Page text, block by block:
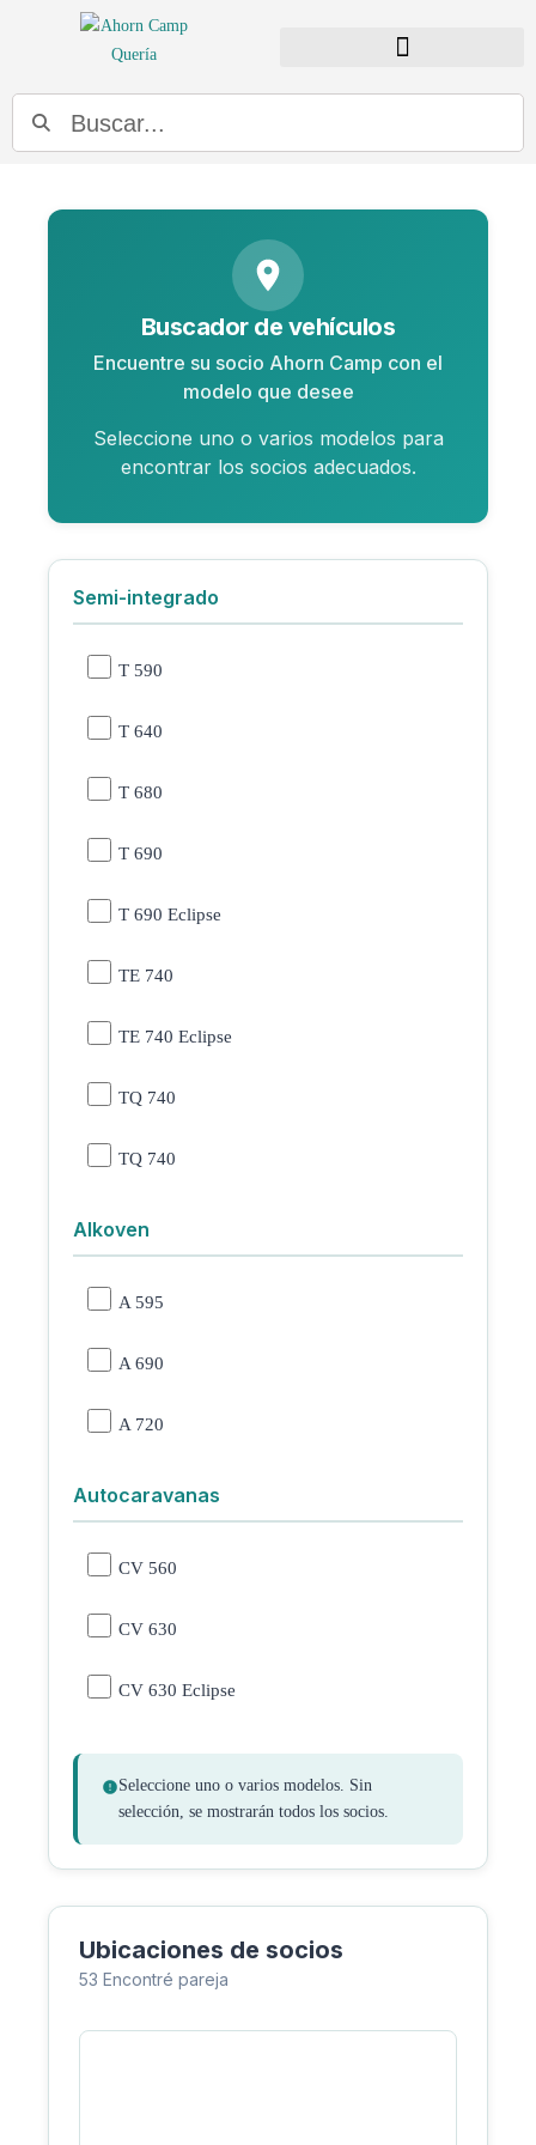
Buscador de vehículos
Encuentre su socio Ahorn Camp con el
modelo que desee
Seleccione uno o varios modelos para
encontrar los socios adecuados.
Semi-integrado
T 590
T 640
T 680
T 690
T 690 Eclipse
TE 740
TE 740 Eclipse
TQ 740
TQ 740
Alkoven
A 595
A 690
A 720
Autocaravanas
CV 560
CV 630
CV 630 Eclipse
Seleccione uno o varios modelos. Sin
selección, se mostrarán todos los socios.
Ubicaciones de socios
53 Encontré pareja